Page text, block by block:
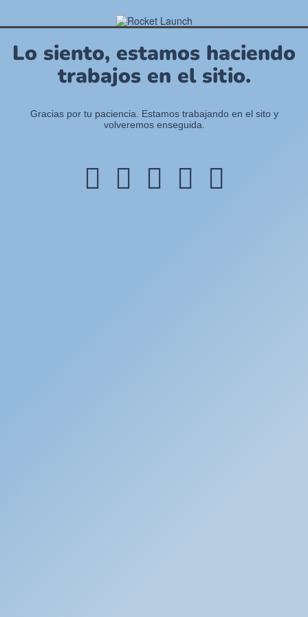
Lo siento, estamos haciendo
trabajos en el sitio.
Gracias por tu paciencia. Estamos trabajando en el sito y
volveremos enseguida.